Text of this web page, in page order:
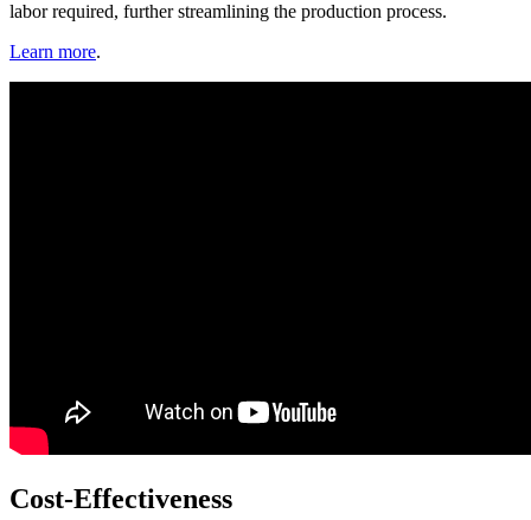
labor required, further streamlining the production process.
Learn more.
Cost-Effectiveness